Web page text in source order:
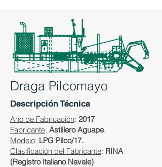
Draga Pilcomayo
Descripción Técnica
Año de Fabricación: 2017
Fabricante: Astillero Aguape.
Modelo: LPG Pilco/17.
Clasificación del Fabricante: RINA
(Registro Italiano Navale)